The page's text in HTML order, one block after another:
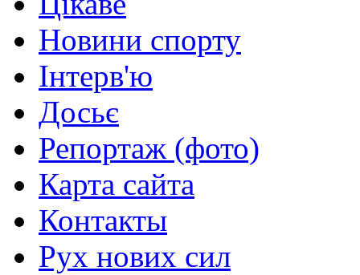
Новини спорту
Інтерв'ю
Досьє
Репортаж (фото)
Карта сайта
Контакты
Рух нових сил